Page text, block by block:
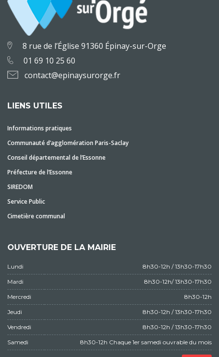
8 rue de l’Église 91360 Épinay-sur-Orge
01 69 10 25 60
contact@epinaysurorge.fr
LIENS UTILES
Informations pratiques
Communauté d’agglomération Paris-Saclay
Conseil départemental de l’Essonne
Préfecture de l’Essonne
SIREDOM
Service Public
Cimetière communal
OUVERTURE DE LA MAIRIE
Lundi 8h30-12h / 13h30-17h30
Mardi 8h30-12h/ 13h30-17h30
Mercredi 8h30-12h
Jeudi 8h30-12h / 13h30-17h30
Vendredi 8h30-12h / 13h30-17h30
Samedi 8h30-12h Chaque 1er samedi ouvrable du mois